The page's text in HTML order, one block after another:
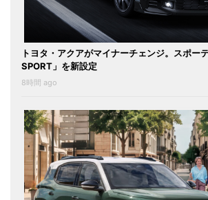
トヨタ・アクアがマイナーチェンジ。スポー
SPORT」を新設定
8時間 ago